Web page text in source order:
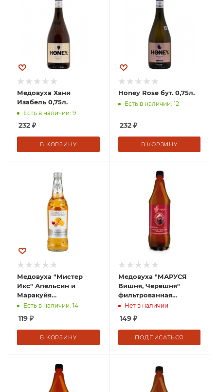
Медовуха Хани
Изабель 0,75л.
Есть в наличии: 9
232 ₽
В КОРЗИНУ
Honey Rose бут. 0,75л.
Есть в наличии: 12
232₽
В КОРЗИНУ
Медовуха "Мистер
Икс" Апельсин и
Маракуйя
фильтрованная
0,5л/12 СТЕКЛО 5,5%
Россия
Есть в наличии: 14
119 ₽
В КОРЗИНУ
Медовуха "МАРУСЯ
Вишня, Черешня"
фильтрованная
пастеризованная 1 л
Нет в наличии
149₽
ПОДПИСАТЬСЯ